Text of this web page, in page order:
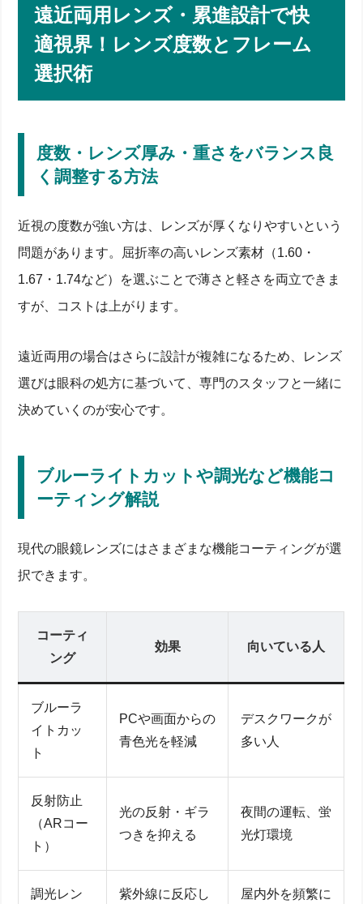
遠近両用レンズ・累進設計で快
適視界！レンズ度数とフレーム
選択術
度数・レンズ厚み・重さをバランス良
く調整する方法
近視の度数が強い方は、レンズが厚くなりやすいという
問題があります。屈折率の高いレンズ素材（1.60・
1.67・1.74など）を選ぶことで薄さと軽さを両立できま
すが、コストは上がります。
遠近両用の場合はさらに設計が複雑になるため、レンズ
選びは眼科の処方に基づいて、専門のスタッフと一緒に
決めていくのが安心です。
ブルーライトカットや調光など機能コ
ーティング解説
現代の眼鏡レンズにはさまざまな機能コーティングが選
択できます。
コーティ
ング
効果 向いている人
ブルーラ
イトカッ
ト
PCや画面からの
青色光を軽減
デスクワークが
多い人
反射防止
（ARコー
ト）
光の反射・ギラ
つきを抑える
夜間の運転、蛍
光灯環境
調光レン 紫外線に反応し 屋内外を頻繁に